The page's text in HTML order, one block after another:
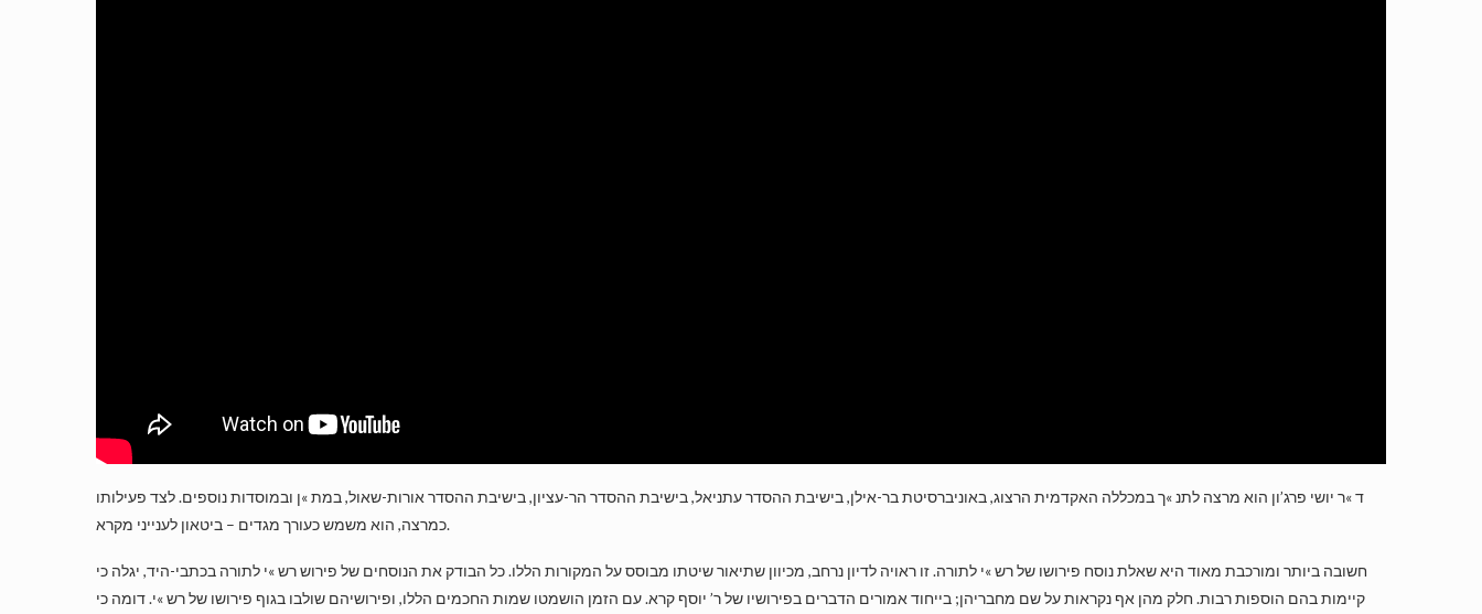
ד »ר יושי פרג’ון הוא מרצה לתנ »ך במכללה האקדמית הרצוג, באוניברסיטת בר-אילן, בישיבת ההסדר עתניאל, בישיבת ההסדר הר-עציון, בישיבת ההסדר אורות-שאול, במת »ן ובמוסדות נוספים. לצד פעילותו
כמרצה, הוא משמש כעורך מגדים – ביטאון לענייני מקרא.
חשובה ביותר ומורכבת מאוד היא שאלת נוסח פירושו של רש »י לתורה. זו ראויה לדיון נרחב, מכיוון שתיאור שיטתו מבוסס על המקורות הללו. כל הבודק את הנוסחים של פירוש רש »י לתורה בכתבי-היד, יגלה כי
קיימות בהם הוספות רבות. חלק מהן אף נקראות על שם מחבריהן; בייחוד אמורים הדברים בפירושיו של ר’ יוסף קרא. עם הזמן הושמטו שמות החכמים הללו, ופירושיהם שולבו בגוף פירושו של רש »י. דומה כי